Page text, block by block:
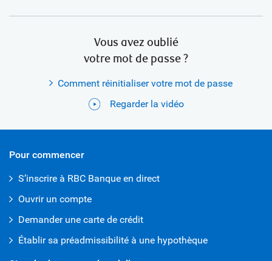
Vous avez oublié
votre mot de passe ?
Comment réinitialiser votre mot de passe
Regarder la vidéo
Pour commencer
S’inscrire à RBC Banque en direct
Ouvrir un compte
Demander une carte de crédit
Établir sa préadmissibilité à une hypothèque